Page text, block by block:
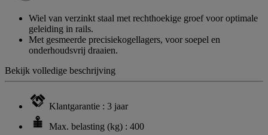
paginalink.
Wiel van verzinkt staal met rechthoekige groef voor optimale
geleiding in rails.
Met gesmeerde precisiekogellagers, voor soepel en
onderhoudsvrij draaien.
Bekijk volledige beschrijving
Klantgarantie : 3 jaar
Max. belasting (kg) : 400